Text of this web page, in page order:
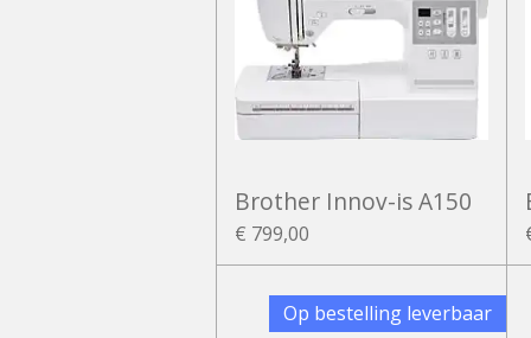
Brother Innov-is A150
€ 799,00
Op bestelling leverbaar